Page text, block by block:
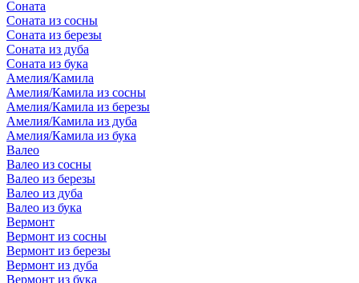
Соната
Соната из сосны
Соната из березы
Соната из дуба
Соната из бука
Амелия/Камила
Амелия/Камила из сосны
Амелия/Камила из березы
Амелия/Камила из дуба
Амелия/Камила из бука
Валео
Валео из сосны
Валео из березы
Валео из дуба
Валео из бука
Вермонт
Вермонт из сосны
Вермонт из березы
Вермонт из дуба
Вермонт из бука